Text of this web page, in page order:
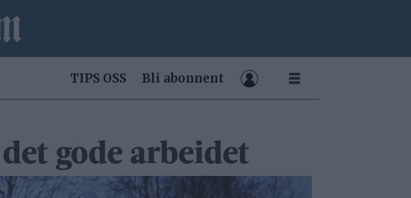
TIPS OSS Bli abonnent
gode arbeidet